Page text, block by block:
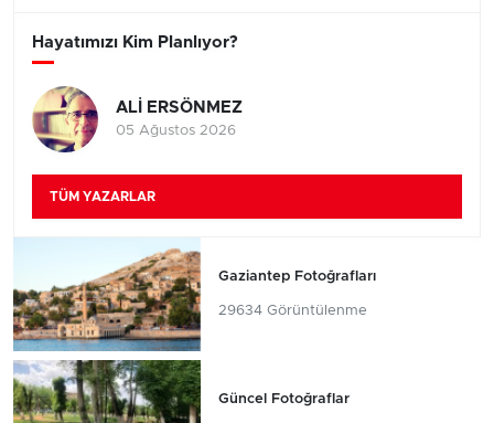
Hayatımızı Kim Planlıyor?
ALİ ERSÖNMEZ
05 Ağustos 2026
TÜM YAZARLAR
Gaziantep Fotoğrafları
29634 Görüntülenme
Güncel Fotoğraflar